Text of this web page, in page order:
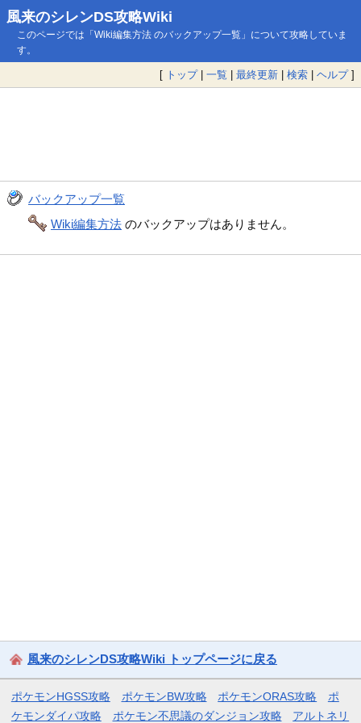
風来のシレンDS攻略Wiki
このページでは「Wiki編集方法 のバックアップ一覧」について攻略していま
す。
[ トップ| 一覧 | 最終更新 | 検索 | ヘルプ]
バックアップ一覧
Wiki編集方法 のバックアップはありません。
風来のシレンDS攻略Wiki トップページに戻る
ポケモンHGSS攻略 ポケモンBW攻略 ポケモンORAS攻略
ポ
ケモンダイパ攻略
ポケモン不思議のダンジョン攻略 アルトネリ